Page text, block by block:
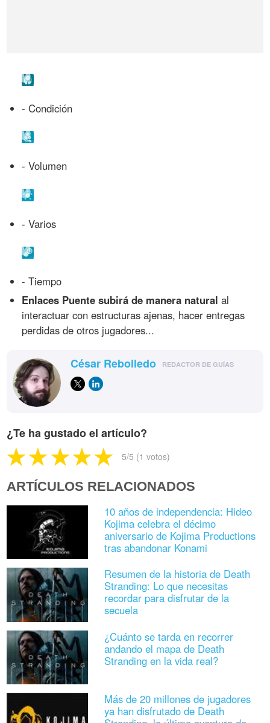
- Condición
- Volumen
- Varios
- Tiempo
Enlaces Puente subirá de manera natural al
interactuar con estructuras ajenas, hacer entregas
perdidas de otros jugadores...
César Rebolledo REDACTOR DE GUÍAS
¿Te ha gustado el artículo?
5/5 (1 votos)
ARTÍCULOS RELACIONADOS
10 años de independencia: Hideo
Kojima celebra el décimo
aniversario de Kojima Productions
tras abandonar Konami
Resumen de la historia de Death
Stranding: Lo que necesitas
recordar para disfrutar de la
secuela
¿Cuánto se tarda en recorrer
andando el mapa de Death
Stranding en la vida real?
Más de 20 millones de jugadores
ya han disfrutado de Death